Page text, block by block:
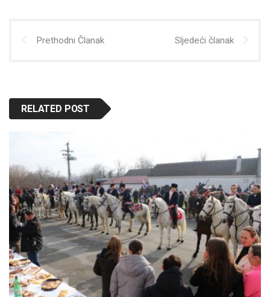
Prethodni Članak Sljedeći članak
RELATED POST